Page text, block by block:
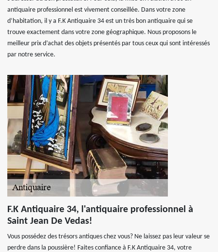
antiquaire professionnel est vivement conseillée. Dans votre zone
d’habitation, il y a F.K Antiquaire 34 est un très bon antiquaire qui se
trouve exactement dans votre zone géographique. Nous proposons le
meilleur prix d’achat des objets présentés par tous ceux qui sont intéressés
par notre service.
F.K Antiquaire 34, l'antiquaire professionnel à
Saint Jean De Vedas!
Vous possédez des trésors antiques chez vous? Ne laissez pas leur valeur se
perdre dans la poussière! Faites confiance à F.K Antiquaire 34, votre